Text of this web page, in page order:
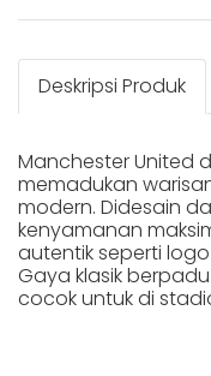
Deskripsi Produk
Manchester United
memadukan
modern. Didesain
kenyamanan
autentik seperti
Gaya klasik
cocok untuk di